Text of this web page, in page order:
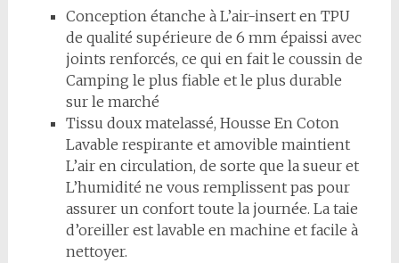
Conception étanche à L’air-insert en TPU
de qualité supérieure de 6 mm épaissi avec
joints renforcés, ce qui en fait le coussin de
Camping le plus fiable et le plus durable
sur le marché
Tissu doux matelassé, Housse En Coton
Lavable respirante et amovible maintient
L’air en circulation, de sorte que la sueur et
L’humidité ne vous remplissent pas pour
assurer un confort toute la journée. La taie
d’oreiller est lavable en machine et facile à
nettoyer.